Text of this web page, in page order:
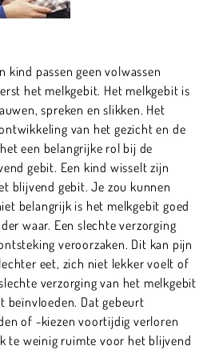
kind passen geen volwassen
het melkgebit. Het melkgebit is
spreken en slikken. Het
van het gezicht en de
een belangrijke rol bij de
gebit. Een kind wisselt zijn
blijvend gebit. Je zou kunnen
belangrijk is het melkgebit goed
waar. Een slechte verzorging
veroorzaken. Dit kan pijn
eet, zich niet lekker voelt of
verzorging van het melkgebit
beïnvloeden. Dat gebeurt
of -kiezen voortijdig verloren
te weinig ruimte voor het blijvend